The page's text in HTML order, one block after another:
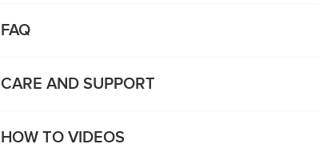
FAQ
CARE AND SUPPORT
HOW TO VIDEOS